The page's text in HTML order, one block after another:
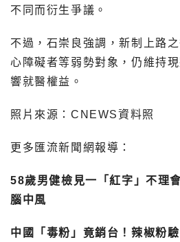
不同而衍生爭議。
不過，石崇良強調，新制上路
心障礙者等弱勢對象，仍維持
響就醫權益。
照片來源：CNEWS資料照
更多匯流新聞網報導：
58歲男健檢見一「紅字」不理
腦中風
中國「毒粉」竟銷台！辣椒粉